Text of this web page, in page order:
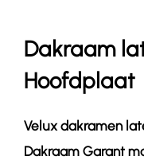
Contact
Dakraam
Hoofdplaat
Velux dakramen
Dakraam Garant